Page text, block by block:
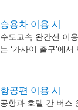
승용차 이용 시
수도고속 완간선 이
는 ‘가사이 출구’에서
항공편 이용 시
공항과 호텔 간 버스